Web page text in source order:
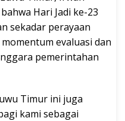
Hari Jadi ke-23
sekadar perayaan
evaluasi dan
pemerintahan
Timur ini juga
kami sebagai